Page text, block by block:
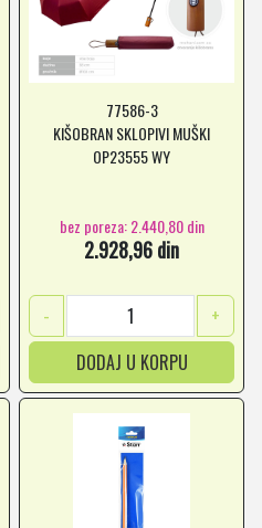
77586-3
KIŠOBRAN SKLOPIVI MUŠKI
OP23555 WY
bez poreza: 2.440,80 din
2.928,96 din
-
+
DODAJ U KORPU